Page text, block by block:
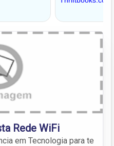
Rede WiFi
em Tecnologia para te